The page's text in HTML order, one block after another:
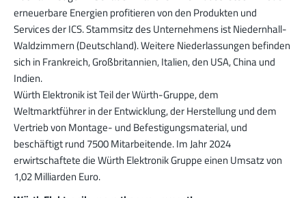
erneuerbare Energien profitieren von den Produkten und
Services der ICS. Stammsitz des Unternehmens ist Niedernhall-
Waldzimmern (Deutschland). Weitere Niederlassungen befinden
sich in Frankreich, Großbritannien, Italien, den USA, China und
Indien.
Würth Elektronik ist Teil der Würth-Gruppe, dem
Weltmarktführer in der Entwicklung, der Herstellung und dem
Vertrieb von Montage- und Befestigungsmaterial, und
beschäftigt rund 7500 Mitarbeitende. Im Jahr 2024
erwirtschaftete die Würth Elektronik Gruppe einen Umsatz von
1,02 Milliarden Euro.